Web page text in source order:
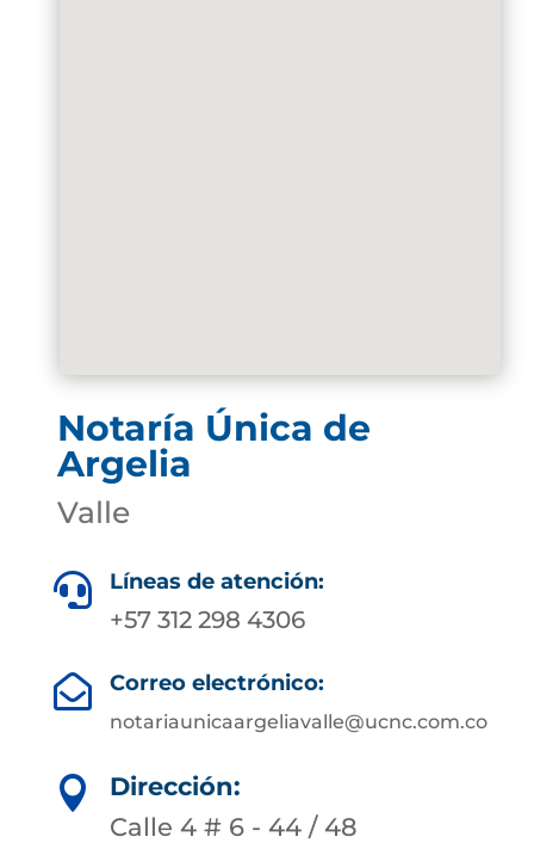
Notaría Única de
Argelia
Valle
 Líneas de atención:
+57 312 298 4306
 Correo electrónico:
notariaunicaargeliavalle@ucnc.com.co

Dirección:
Calle 4 # 6 - 44 / 48